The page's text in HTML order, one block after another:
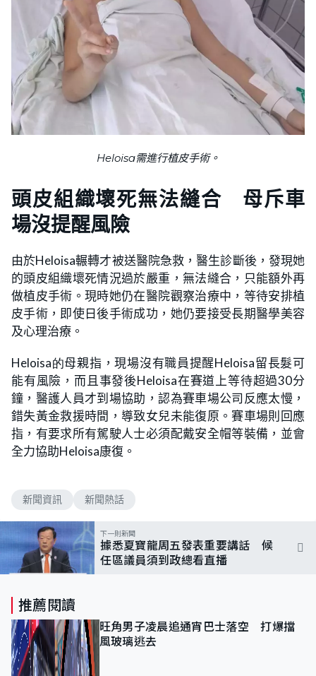
Heloisa需進行植皮手術。
頭皮組織壞死無法縫合 母斥車
場沒提醒風險
由於Heloisa輾轉才被送醫院急救，醫生診斷後，發現她
的頭皮組織壞死情況過於嚴重，無法縫合，只能額外再
做植皮手術。現時她仍在醫院觀察治療中，等待安排植
皮手術，即使日後手術成功，她仍要接受長期醫學美容
及心理治療。
Heloisa的母親指，現場沒有職員提醒Heloisa留長髮可
能有風險，而且事發後Heloisa在賽道上等待超過30分
鐘，醫護人員才到場協助，認為賽車場公司反應太慢，
錯失黃金救援時間，導致女兒未能復原。賽車場則回應
指，有要求所有駕駛人士必須配戴安全帽等裝備，並會
全力協助Heloisa康復。
新聞資訊 新聞熱話
下一則新聞
據悉夏寶龍周五發表重要講話 候
任區議員須到政總看直播
推薦閱讀
旺角男子凌晨追通宵巴士落空 打爆擋
風玻璃逃去